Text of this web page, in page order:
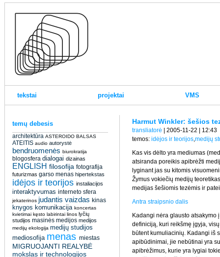
tekstai projektai VMS
temų debesis
architektūra ASTEROIDO BALSAS
ATEITIS audio autorystė
bendruomenės biurokratija
blogosfera dialogai dizainas
ENGLISH filosofija fotografija
futurizmas garso menas hipertekstas
idėjos ir teorijos instaliacijos
interaktyvumas interneto sfera
jekaterinos judantis vaizdas kinas
knygos komunikacija koncertas
kvietimai kęsto labirintai linos lyčių
studijos masinės medijos medijos
medijų ekologija medijų studijos
mediosofija menas miestas
MIGRUOJANTI REALYBĖ
mokslas ir technologijos
Harmut Winkler: šešios
transliatorė | 2005-11-22 | 12:43
temos: idėjos ir teorijos,medijų
Kas vis dėlto yra mediumas
atsiranda poreikis apibrėžti
lyginant jas su kitomis
Žymus vokiečių medijų
medijas šešiomis tezėmis ir
Antra straipsnio dalis
Kadangi nėra glausto
definiciją, kuri reikšmę įgyja,
būtent kumuliacinių. Kadangi iš
apibūdinimai, jie nebūtinai yra
apibrėžimus, kurie yra lygiai